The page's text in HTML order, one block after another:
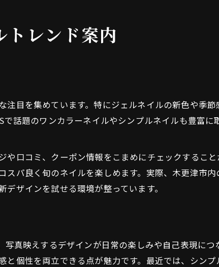
SNS映えするネイルを木更津で体験
ルで叶える韓国風デザイン体験の魅力
コミで評判のネイルサロン活用法を紹介
イル選びで失敗しない最新デザイン傾向
行のネイルデザイン比較と選択ポイント
ン選びに役立つネイル口コミ活用術
ブルにネイルを楽しみたい方必見
なネイルクーポン活用術と注意点
トレンド案内
目を集めています。特にジェルネイルの新色や季
話題のワンカラーネイルやシンプルネイルも豊富
や口コミ、クーポン情報をこまめにチェックするこ
パ良く旬のネイルを楽しめます。実際、木更津市
ザインを試せる環境が整っています。
真映えするデザインが日常の楽しみや自己表現に
個性を両立できる点が魅力です。最近では、シン